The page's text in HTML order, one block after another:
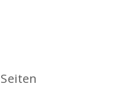
Seiten